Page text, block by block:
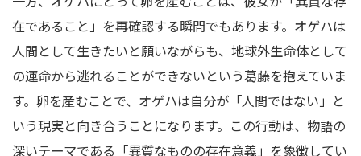
在であること」を再確認する瞬間でもあります。オゲハは
人間として生きたいと願いながらも、地球外生命体として
の運命から逃れることができないという葛藤を抱えていま
す。卵を産むことで、オゲハは自分が「人間ではない」と
いう現実と向き合うことになります。この行動は、物語の
深いテーマである「異質なものの存在意義」を象徴してい